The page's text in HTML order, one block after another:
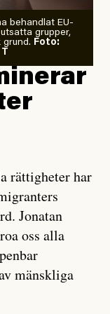
att ha
bedömer
ska
i delar av
vädret
El Niñon
Zeke
med stor
sedan
till och med
behandlat EU-
grupper,
Foto:
rättigheter har
Jonatan
oss alla
mänskliga